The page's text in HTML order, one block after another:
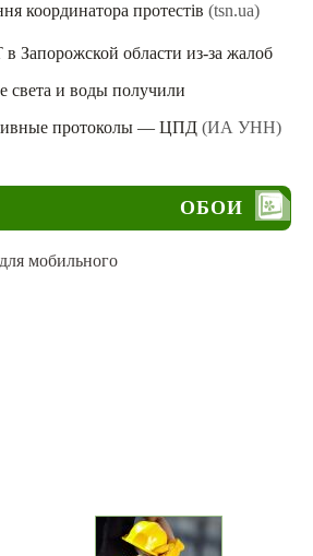
координатора протестів (tsn.ua)
Запорожской области из-за жалоб
света и воды получили
протоколы — ЦПД (ИА УНН)
ОБОИ
мобильного